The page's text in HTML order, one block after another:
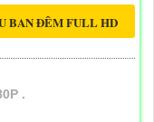
BAN ĐÊM FULL HD
.